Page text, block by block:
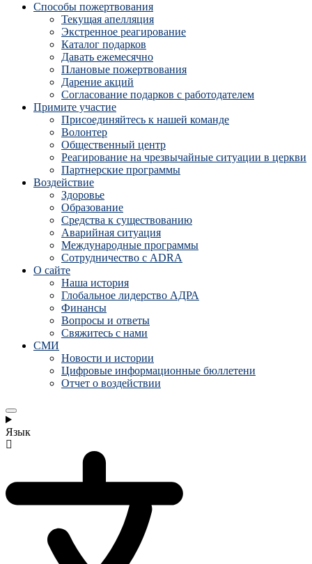
Способы пожертвования
Текущая апелляция
Экстренное реагирование
Каталог подарков
Давать ежемесячно
Плановые пожертвования
Дарение акций
Согласование подарков с работодателем
Примите участие
Присоединяйтесь к нашей команде
Волонтер
Общественный центр
Реагирование на чрезвычайные ситуации в церкви
Партнерские программы
Воздействие
Здоровье
Образование
Средства к существованию
Аварийная ситуация
Международные программы
Сотрудничество с ADRA
О сайте
Наша история
Глобальное лидерство АДРА
Финансы
Вопросы и ответы
Свяжитесь с нами
СМИ
Новости и истории
Цифровые информационные бюллетени
Отчет о воздействии
Язык